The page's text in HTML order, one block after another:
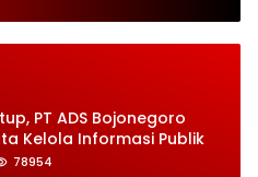
besaran
PT ADS Bojonegoro
Kelola Informasi Publik
78954